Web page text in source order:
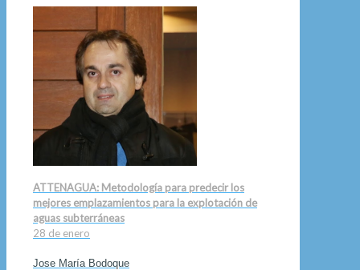
ATTENAGUA: Metodología para predecir los
mejores emplazamientos para la explotación de
aguas subterráneas
28 de enero
Jose María Bodoque